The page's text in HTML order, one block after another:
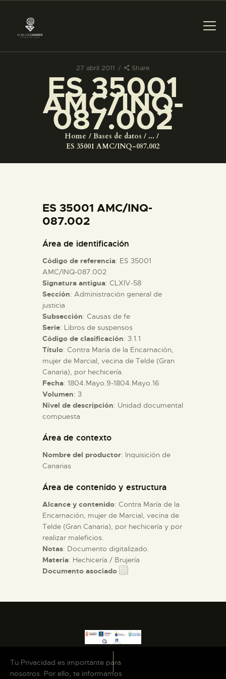
27 abril 2011 Share
ES 35001
AMC/INQ-
087.002
Home Bases de datos
...
ES 35001 AMC/INQ-087.002
PREPARAR LA VISITA
ACTIVIDADES
COLECCIONES
ESPAÑOL
PREPARAR LA VISITA
ACTIVIDADES
█
EL MUSEO
COLECCIONES
ES 35001 AMC/INQ-
087.002
Área de identificación
Código de referencia: ES 35001
AMC/INQ-087.002
Signatura antigua: CLXIV-58
Sección: Administración general de
justicia
Subsección: Causas de fe
Serie: Libros de suspensos
Código de clasificación: 3.1.1
Título: Contra María de la Encarnación,
mujer de Marcial, vecina de Telde (Gran
Canaria), por hechicería.
Fecha: 1804.Mayo.9-1804.Mayo.16
Volumen: 3
Nivel de descripción: Unidad documental
compuesta
Área de contexto
Nombre del productor: Inquisición de
Canarias
Área de contenido y estructura
Alcance y contenido: Contra María de la
Encarnación, mujer de Marcial, vecina de
Telde (Gran Canaria), por hechicería y por
realizar maleficios.
Notas: Documento digitalizado.
Materia: Hechicería / Brujería
Documento asociado
Tu Privacidad es importante para
nosotros. Por ello, te informamos